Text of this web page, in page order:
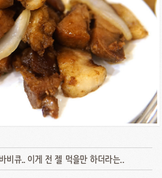
비큐.. 이게 전 젤 먹을만 하더라는..